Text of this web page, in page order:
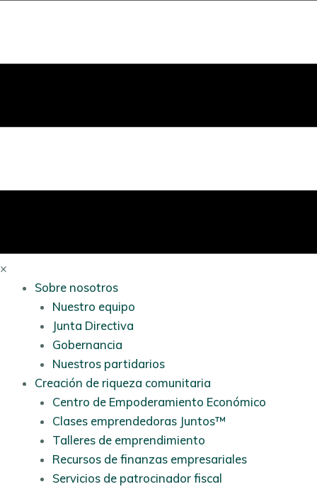
×
Sobre nosotros
Nuestro equipo
Junta Directiva
Gobernancia
Nuestros partidarios
Creación de riqueza comunitaria
Centro de Empoderamiento Económico
Clases emprendedoras Juntos™
Talleres de emprendimiento
Recursos de finanzas empresariales
Servicios de patrocinador fiscal